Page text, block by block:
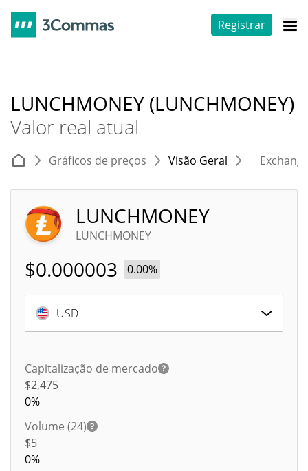
Registrar
LUNCHMONEY (LUNCHMONEY)
Valor real atual
Gráficos de preços Visão Geral
LUNCHMONEY
LUNCHMONEY
$0.000003 0.00%
USD
Capitalização de mercado
$2,475
0%
Volume (24)
$5
0%